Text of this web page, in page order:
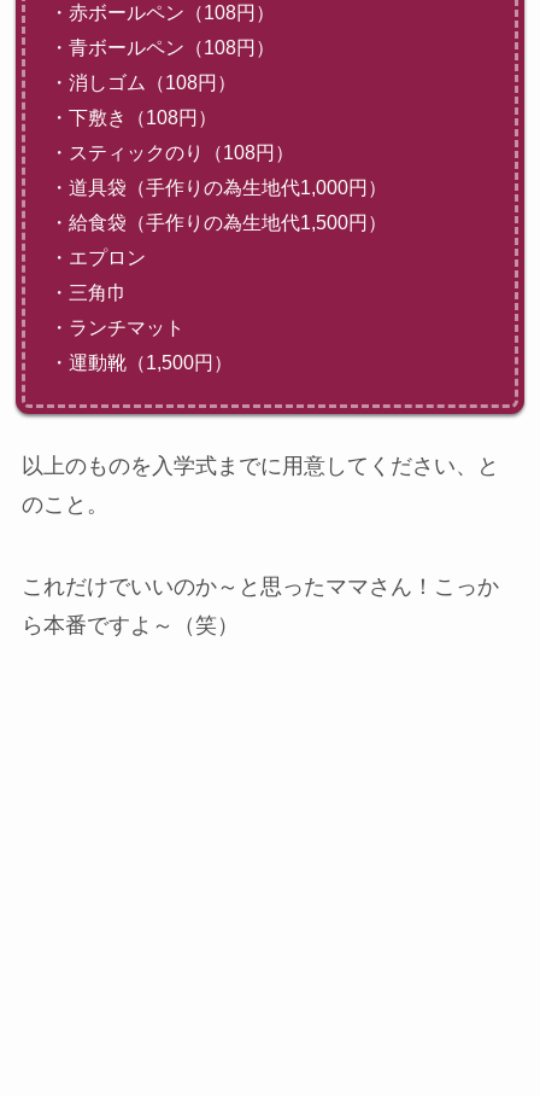
・赤ボールペン（108円）
・青ボールペン（108円）
・消しゴム（108円）
・下敷き（108円）
・スティックのり（108円）
・道具袋（手作りの為生地代1,000円）
・給食袋（手作りの為生地代1,500円）
・エプロン
・三角巾
・ランチマット
・運動靴（1,500円）
以上のものを入学式までに用意してください、と
のこと。
これだけでいいのか～と思ったママさん！こっか
ら本番ですよ～（笑）